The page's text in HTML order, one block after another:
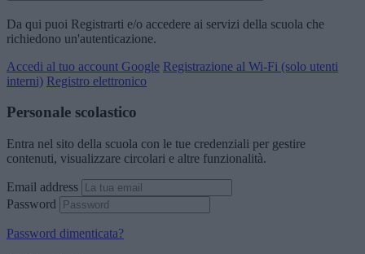
Da qui puoi Registrarti e/o accedere ai servizi della scuola che
richiedono un'autenticazione.
Accedi al tuo account Google Registrazione al Wi-Fi (solo utenti
interni) Registro elettronico
Personale scolastico
Entra nel sito della scuola con le tue credenziali per gestire
contenuti, visualizzare circolari e altre funzionalità.
Email address
Password
Password dimenticata?